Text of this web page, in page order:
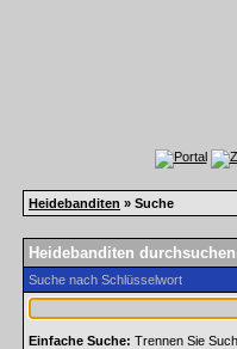
Heidebanditen » Suche
Heidebanditen
Suche nach Schlüsselwort
Einfache Suche: Trennen Sie